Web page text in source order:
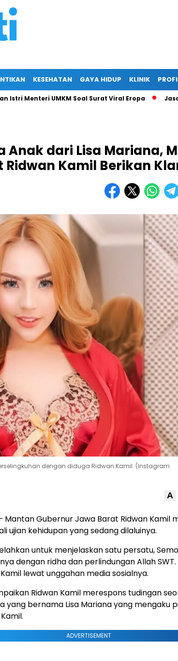
KESEHATAN GAYA HIDUP KLINIK
UMKM Soal Surat Viral Eropa Jasa
Anak dari Lisa Mariana,
Ridwan Kamil Berikan
dengan diduga Ridwan Kamil. (Instagram
A
Mantan Gubernur Jawa Barat Ridwan Kamil
ujian kehidupan yang sedang dilaluinya.
untuk menjelaskan satu persatu,
dengan ridha dan perlindungan Allah SWT.
lewat unggahan media sosialnya.
Ridwan Kamil merespons tudingan
yang bernama Lisa Mariana yang mengaku
ADVERTISEMENT